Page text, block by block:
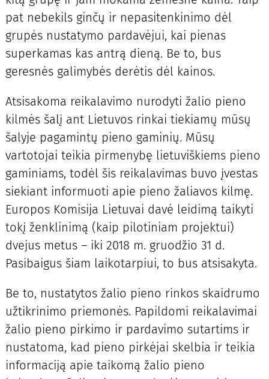
pat nebekils ginčų ir nepasitenkinimo dėl
grupės nustatymo pardavėjui, kai pienas
superkamas kas antrą dieną. Be to, bus
geresnės galimybės derėtis dėl kainos.
Atsisakoma reikalavimo nurodyti žalio pieno
kilmės šalį ant Lietuvos rinkai tiekiamų mūsų
šalyje pagamintų pieno gaminių. Mūsų
vartotojai teikia pirmenybę lietuviškiems pieno
gaminiams, todėl šis reikalavimas buvo įvestas
siekiant informuoti apie pieno žaliavos kilmę.
Europos Komisija Lietuvai davė leidimą taikyti
tokį ženklinimą (kaip pilotiniam projektui)
dvejus metus – iki 2018 m. gruodžio 31 d.
Pasibaigus šiam laikotarpiui, to bus atsisakyta.
Be to, nustatytos žalio pieno rinkos skaidrumo
užtikrinimo priemonės. Papildomi reikalavimai
žalio pieno pirkimo ir pardavimo sutartims ir
nustatoma, kad pieno pirkėjai skelbia ir teikia
informaciją apie taikomą žalio pieno